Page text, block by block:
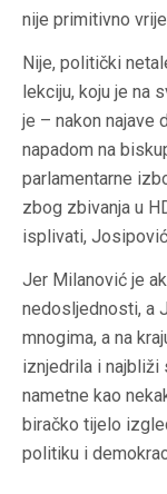
nije primitivno
Nije, politički
lekciju, koju je na
je – nakon najave
napadom na
parlamentarne
zbog zbivanja u
isplivati,
Jer Milanović je
nedosljednosti, a
mnogima, a na
iznjedrila i najbliži
nametne kao
biračko tijelo
politiku i